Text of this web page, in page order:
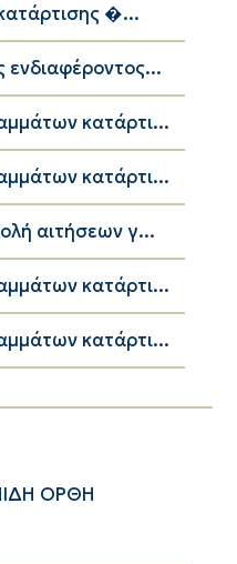
�...
κατάρτι...
κατάρτι...
αιτήσεων γ...
κατάρτι...
κατάρτι...
ΟΡΘΗ